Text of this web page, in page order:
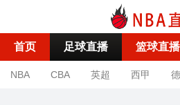
首页 足球直播 篮球直播
NBA CBA 英超 西甲